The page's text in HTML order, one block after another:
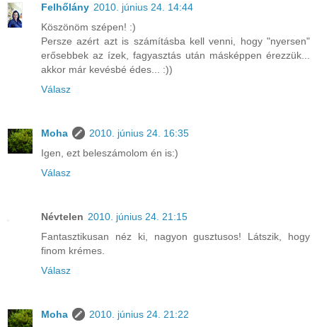
Felhőlány 2010. június 24. 14:44
Köszönöm szépen! :)
Persze azért azt is számításba kell venni, hogy "nyersen"
erősebbek az ízek, fagyasztás után másképpen érezzük...
akkor már kevésbé édes... :))
Válasz
Moha
2010. június 24. 16:35
Igen, ezt beleszámolom én is:)
Válasz
Névtelen 2010. június 24. 21:15
Fantasztikusan néz ki, nagyon gusztusos! Látszik, hogy
finom krémes.
Válasz
Moha
2010. június 24. 21:22